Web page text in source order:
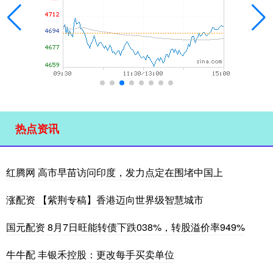
热点资讯
红腾网 高市早苗访问印度，发力点定在围堵中国上
涨配资 【紫荆专稿】香港迈向世界级智慧城市
国元配资 8月7日旺能转债下跌038%，转股溢价率949%
牛牛配 丰银禾控股：更改每手买卖单位